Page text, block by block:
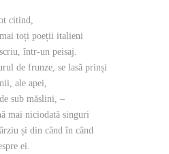
citind,
toți poeții italieni
scriu, într-un peisaj.
de frunze, se lasă prinși
ale apei,
sub măslini, –
mai niciodată singuri
și din când în când
ei.